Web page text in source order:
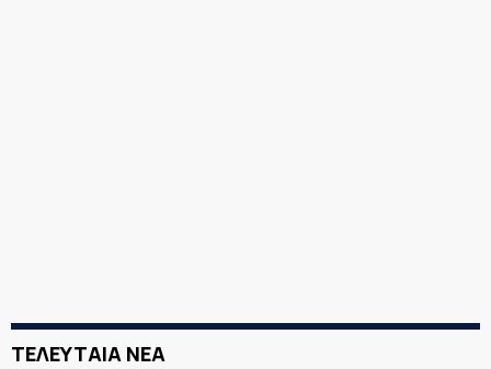
ΤΕΛΕΥΤΑΙΑ ΝΕΑ